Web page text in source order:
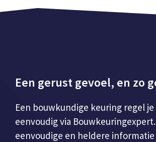
Een gerust gevoel, en zo
Een bouwkundige keuring regel
eenvoudig via
eenvoudige en heldere informatie